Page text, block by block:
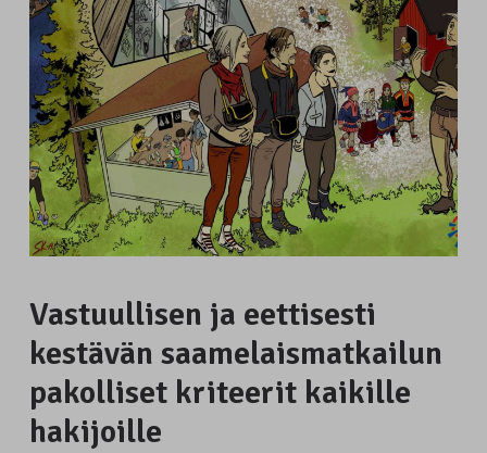
Vastuullisen ja eettisesti
kestävän saamelaismatkailun
pakolliset kriteerit kaikille
hakijoille